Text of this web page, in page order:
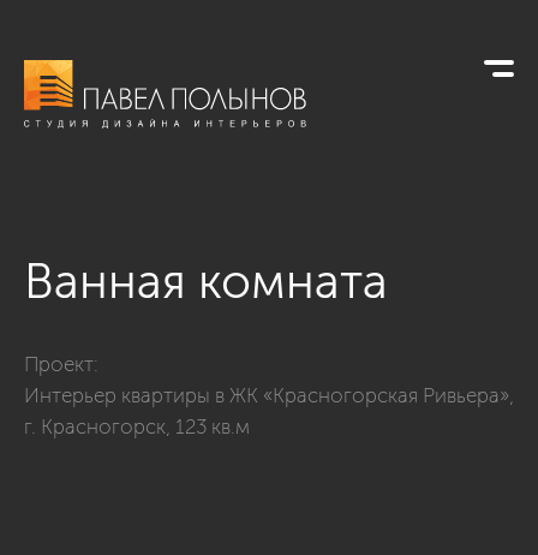
Ванная комната
Проект:
Интерьер квартиры в ЖК «Красногорская Ривьера»,
г. Красногорск, 123 кв.м